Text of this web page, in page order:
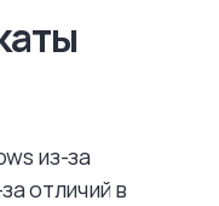
из-за
отличий в